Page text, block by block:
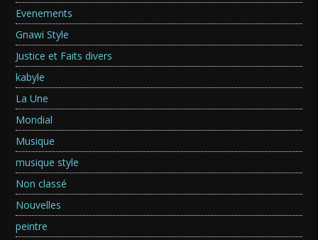
Evenements
Gnawi Style
Justice et Faits divers
kabyle
La Une
Mondial
Musique
musique style
Non classé
Nouvelles
peintre